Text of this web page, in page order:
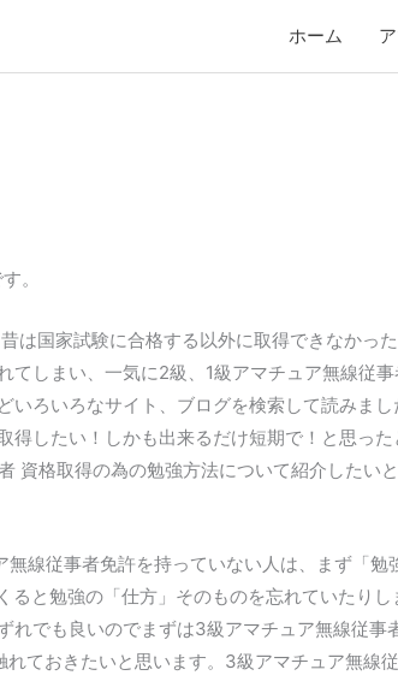
ホーム
。
国家試験に合格する以外に取得できなかっ
しまい、一気に2級、1級アマチュア無線従
ろいろなサイト、ブログを検索して読みま
したい！しかも出来るだけ短期で！と思っ
資格取得の為の勉強方法について紹介したいと
線従事者免許を持っていない人は、まず「
と勉強の「仕方」そのものを忘れていたり
でも良いのでまずは3級アマチュア無線従事
ておきたいと思います。3級アマチュア無線